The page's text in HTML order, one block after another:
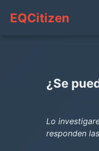
EQCitizen
¿Se
Lo
responden